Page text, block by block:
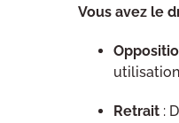
Vous avez le
Retrait :